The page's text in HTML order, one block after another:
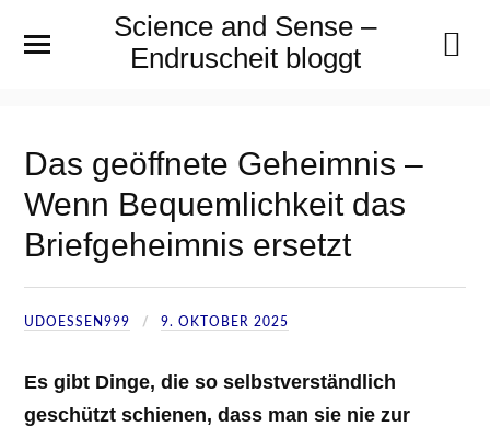
Science and Sense –
Endruscheit bloggt
Das geöffnete Geheimnis –
Wenn Bequemlichkeit das
Briefgeheimnis ersetzt
UDOESSEN999 9. OKTOBER 2025
Es gibt Dinge, die so selbstverständlich
geschützt schienen, dass man sie nie zur